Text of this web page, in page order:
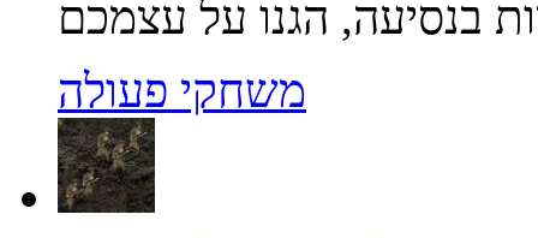
משחקי פעולה